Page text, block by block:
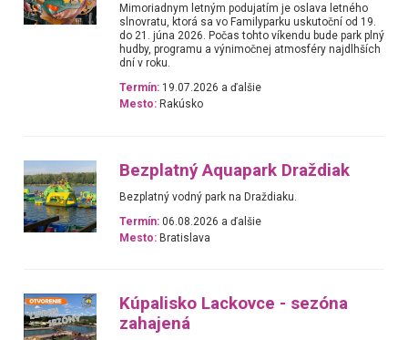
Mimoriadnym letným podujatím je oslava letného
slnovratu, ktorá sa vo Familyparku uskutoční od 19.
do 21. júna 2026. Počas tohto víkendu bude park plný
hudby, programu a výnimočnej atmosféry najdlhších
dní v roku.
Termín: 19.07.2026 a ďalšie
Mesto: Rakúsko
Bezplatný Aquapark Draždiak
Bezplatný vodný park na Draždiaku.
Termín: 06.08.2026 a ďalšie
Mesto: Bratislava
Kúpalisko Lackovce - sezóna
zahajená